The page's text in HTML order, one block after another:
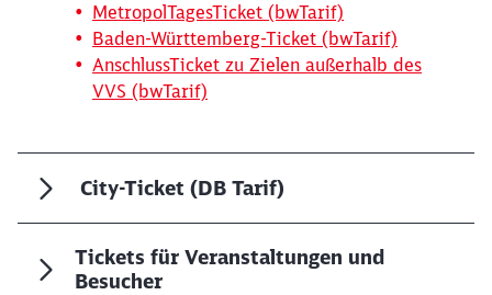
MetropolTagesTicket (bwTarif)
Baden-Württemberg-Ticket (bwTarif)
AnschlussTicket zu Zielen außerhalb des
VVS (bwTarif)
City-Ticket (DB Tarif)
Tickets für Veranstaltungen und
Besucher
Schließen
Möchten Sie zuweitergeleitet
werden?